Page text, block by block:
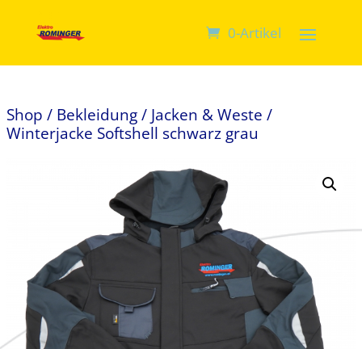
0-Artikel
Shop / Bekleidung/ Jacken & Weste /
Winterjacke Softshell schwarz grau